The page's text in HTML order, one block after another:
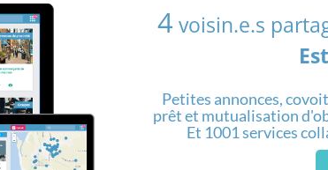
4voisin.e.s
Est
Petites annonces,
prêt et mutualisation
Et 1001 services